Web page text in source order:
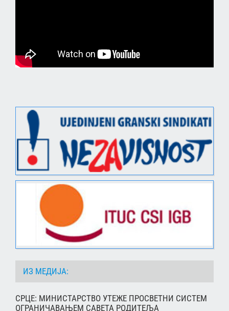
ИЗ МЕДИЈА:
СРЦЕ: МИНИСТАРСТВО УТЕЖЕ ПРОСВЕТНИ СИСТЕМ
ОГРАНИЧАВАЊЕМ САВЕТА РОДИТЕЉА